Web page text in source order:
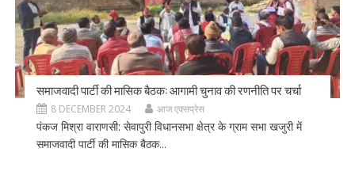
समाजवादी पार्टी की मासिक बैठक: आगामी चुनाव की रणनीति पर चर्चा
8 DECEMBER 2024 आज एक्सप्रेस
पंकज मिश्रा वाराणसी: सेवापुरी विधानसभा क्षेत्र के ग्राम सभा खजुरी में
समाजवादी पार्टी की मासिक बैठक...